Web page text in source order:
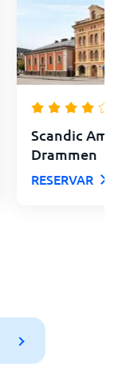
Scandic
Drammen
RESERVAR